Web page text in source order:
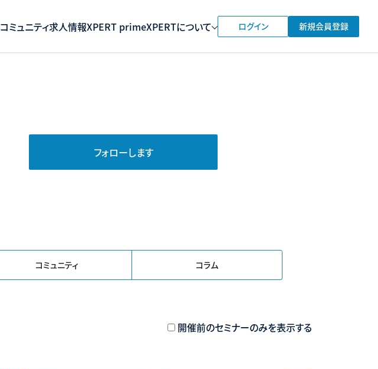
コミュニティ求人情報XPERT primeXPERTについて ログイン 新規会員登録
フォローします
コミュニティ コラム
開催前のセミナーのみを表示する